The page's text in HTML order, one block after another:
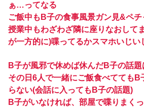
ぁ…ってなる
ご飯中もB子の食事風景ガン見&ペチ
授業中もわざわざ隣に座りなおして
が一方的に)喋ってるかスマホいじ
B子が風邪で休めば休んだB子の話題
その日6人で一緒にご飯食べててもB
らない(会話に入ってもB子の話題)
B子がいなければ、部屋で喋りまく